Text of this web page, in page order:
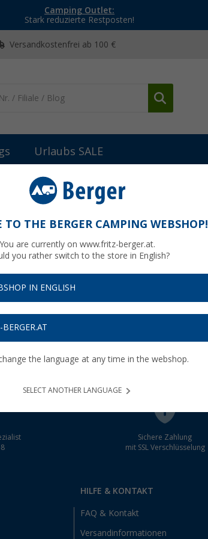
Camping Outlet:
Stark reduzierte Restposten!
Versandkostenfrei ab 100 €
Urlaubs SALE
Sichere Zahlung
mit SSL Verschlüsselung
HILFE & KONTAKT
FAQ & Kontakt
Versandinformationen
TO THE BERGER CAMPING WEBSHOP!
You are currently on www.fritz-berger.at.
you rather switch to the store in English?
IN ENGLISH
the language at any time in the webshop.
SELECT ANOTHER LANGUAGE